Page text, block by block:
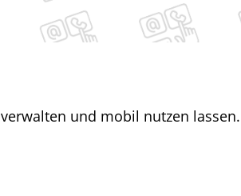
und mobil nutzen lassen.